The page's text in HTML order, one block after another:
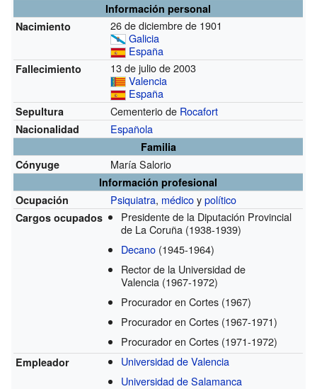
Información personal
Nacimiento
26 de diciembre de 1901
Galicia
España
Fallecimiento
13 de julio de 2003
Valencia
España
Sepultura Cementerio de Rocafort
Nacionalidad Española
Familia
Cónyuge
María Salorio
Información profesional
Ocupación
Psiquiatra, médicoypolítico
Cargos ocupados
Presidente de la Diputación Provincial
de La Coruña (1938-1939)
Decano (1945-1964)
Rector de la Universidad de
Valencia (1967-1972)
Procurador en Cortes (1967)
Procurador en Cortes (1967-1971)
Procurador en Cortes (1971-1972)
Empleador
Universidad de Valencia
Universidad de Salamanca